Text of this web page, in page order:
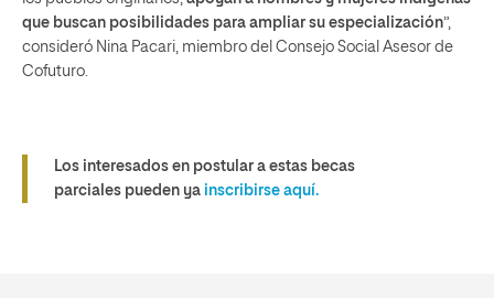
que buscan posibilidades para ampliar su especialización”,
consideró Nina Pacari, miembro del Consejo Social Asesor de
Cofuturo.
Los interesados en postular a estas becas
parciales pueden ya inscribirse aquí.